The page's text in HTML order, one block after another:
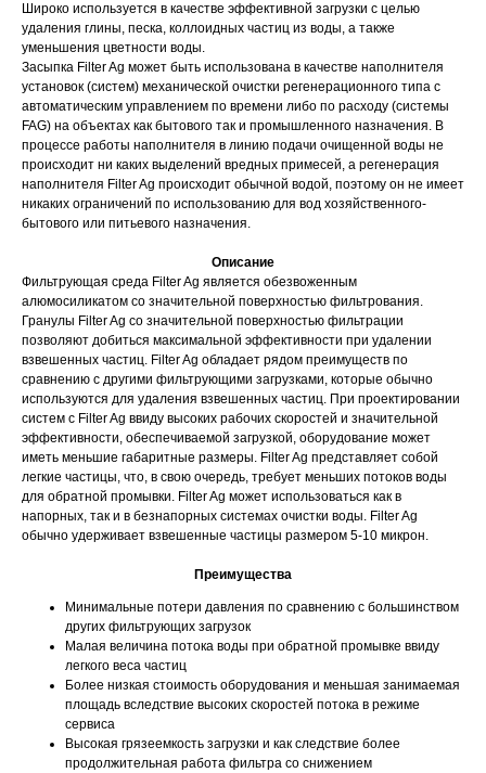
Широко используется в качестве эффективной загрузки с целью
удаления глины, песка, коллоидных частиц из воды, а также
уменьшения цветности воды.
Засыпка Filter Ag может быть использована в качестве наполнителя
установок (систем) механической очистки регенерационного типа с
автоматическим управлением по времени либо по расходу (системы
FAG) на объектах как бытового так и промышленного назначения. В
процессе работы наполнителя в линию подачи очищенной воды не
происходит ни каких выделений вредных примесей, а регенерация
наполнителя Filter Ag происходит обычной водой, поэтому он не имеет
никаких ограничений по использованию для вод хозяйственного-
бытового или питьевого назначения.
Описание
Фильтрующая среда Filter Ag является обезвоженным
алюмосиликатом со значительной поверхностью фильтрования.
Гранулы Filter Ag со значительной поверхностью фильтрации
позволяют добиться максимальной эффективности при удалении
взвешенных частиц. Filter Ag обладает рядом преимуществ по
сравнению с другими фильтрующими загрузками, которые обычно
используются для удаления взвешенных частиц. При проектировании
систем с Filter Ag ввиду высоких рабочих скоростей и значительной
эффективности, обеспечиваемой загрузкой, оборудование может
иметь меньшие габаритные размеры. Filter Ag представляет собой
легкие частицы, что, в свою очередь, требует меньших потоков воды
для обратной промывки. Filter Ag может использоваться как в
напорных, так и в безнапорных системах очистки воды. Filter Ag
обычно удерживает взвешенные частицы размером 5-10 микрон.
Преимущества
Минимальные потери давления по сравнению с большинством
других фильтрующих загрузок
Малая величина потока воды при обратной промывке ввиду
легкого веса частиц
Более низкая стоимость оборудования и меньшая занимаемая
площадь вследствие высоких скоростей потока в режиме
сервиса
Высокая грязеемкость загрузки и как следствие более
продолжительная работа фильтра со снижением